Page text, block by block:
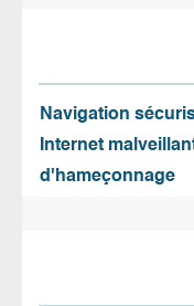
Navigation
Internet
d'hameçonnage